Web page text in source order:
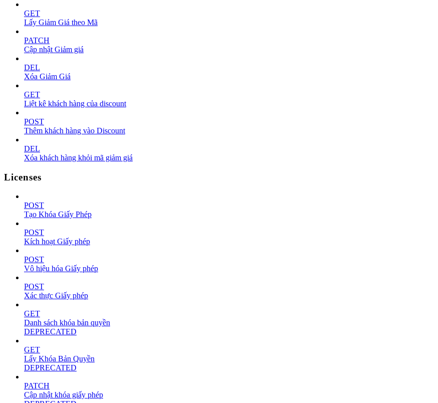
GET
Lấy Giảm Giá theo Mã
PATCH
Cập nhật Giảm giá
DEL
Xóa Giảm Giá
GET
Liệt kê khách hàng của discount
POST
Thêm khách hàng vào Discount
DEL
Xóa khách hàng khỏi mã giảm giá
Licenses
POST
Tạo Khóa Giấy Phép
POST
Kích hoạt Giấy phép
POST
Vô hiệu hóa Giấy phép
POST
Xác thực Giấy phép
GET
Danh sách khóa bản quyền
DEPRECATED
GET
Lấy Khóa Bản Quyền
DEPRECATED
PATCH
Cập nhật khóa giấy phép